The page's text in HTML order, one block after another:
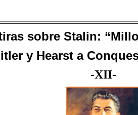
sobre Stalin:
y Hearst a
-XII-